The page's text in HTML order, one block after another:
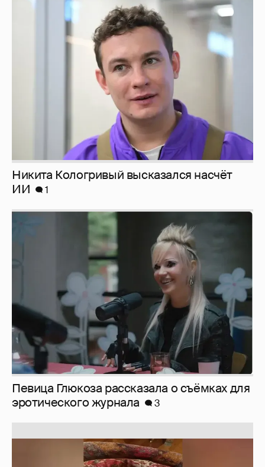
Никита Кологривый высказался насчёт
ИИ
1
Певица Глюкоза рассказала о съёмках для
эротического журнала
3